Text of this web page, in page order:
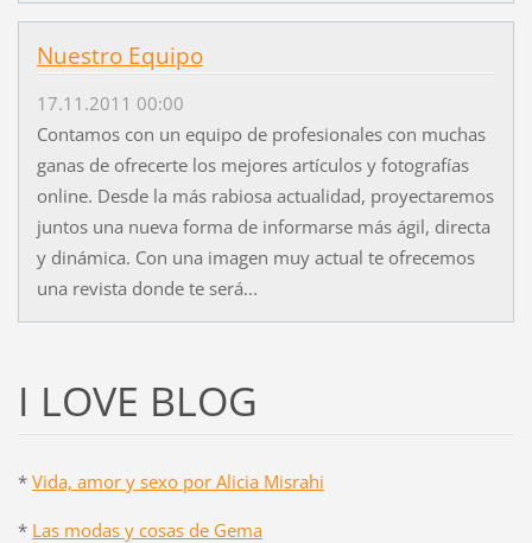
Nuestro Equipo
17.11.2011 00:00
Contamos con un equipo de profesionales con muchas
ganas de ofrecerte los mejores artículos y fotografías
online. Desde la más rabiosa actualidad, proyectaremos
juntos una nueva forma de informarse más ágil, directa
y dinámica. Con una imagen muy actual te ofrecemos
una revista donde te será...
I LOVE BLOG
* Vida, amor y sexo por Alicia Misrahi
* Las modas y cosas de Gema